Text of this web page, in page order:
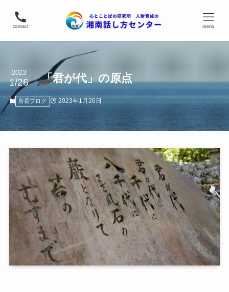
contact menu
「君が代」の原点
2023
1/26
所長ブログ 2023年1月26日